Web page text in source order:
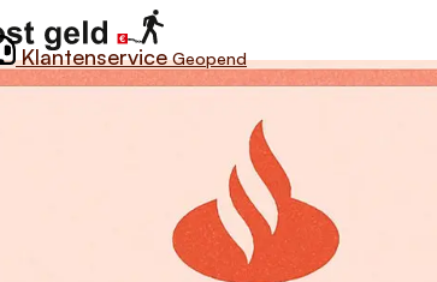
Klantenservice Geopend